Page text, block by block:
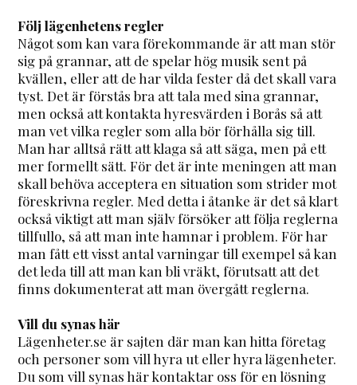
Följ lägenhetens regler
Något som kan vara förekommande är att man stör
sig på grannar, att de spelar hög musik sent på
kvällen, eller att de har vilda fester då det skall vara
tyst. Det är förstås bra att tala med sina grannar,
men också att kontakta hyresvärden i Borås så att
man vet vilka regler som alla bör förhålla sig till.
Man har alltså rätt att klaga så att säga, men på ett
mer formellt sätt. För det är inte meningen att man
skall behöva acceptera en situation som strider mot
föreskrivna regler. Med detta i åtanke är det så klart
också viktigt att man själv försöker att följa reglerna
tillfullo, så att man inte hamnar i problem. För har
man fått ett visst antal varningar till exempel så kan
det leda till att man kan bli vräkt, förutsatt att det
finns dokumenterat att man övergått reglerna.
Vill du synas här
Lägenheter.se är sajten där man kan hitta företag
och personer som vill hyra ut eller hyra lägenheter.
Du som vill synas här kontaktar oss för en lösning